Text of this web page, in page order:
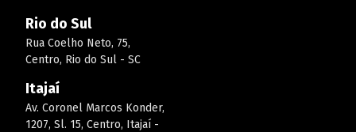
Rio do Sul
Rua Coelho Neto, 75,
Centro, Rio do Sul - SC
Itajaí
Av. Coronel Marcos Konder,
1207, Sl. 15, Centro, Itajaí -